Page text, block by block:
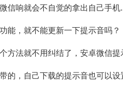
信响就会不自觉的拿出自己手机
能，就不能更新一下提示音吗？
方法就不用纠结了，安卓微信提
的，自己下载的提示音也可以设